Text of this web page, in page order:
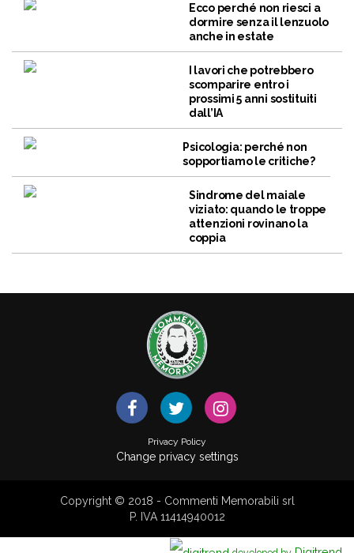
Ecco perché non riesci a
dormire senza il lenzuolo
anche in estate
I lavori che potrebbero
scomparire entro i
prossimi 5 anni sostituiti
dall’IA
Psicologia: perché non
sopportiamo le critiche?
Sindrome del maiale
viziato: quando le troppe
attenzioni rovinano la
coppia
Privacy Policy
Change privacy settings
Copyright © 2018 - Commenti Memorabili srl
P. IVA 11414940012